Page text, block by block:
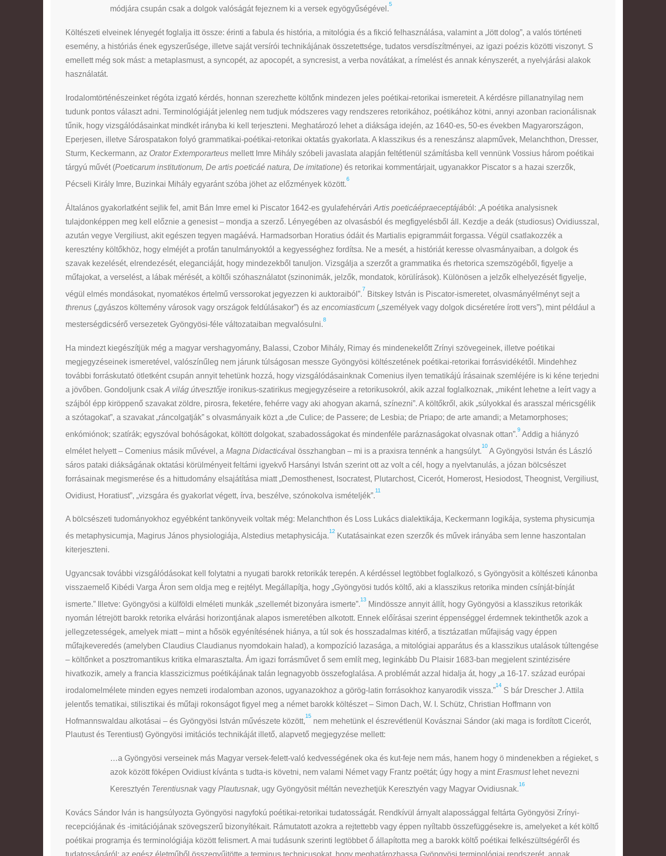
módjára csupán csak a dolgok valóságát fejeznem ki a versek egyögyűségével.
5
Költészeti elveinek lényegét foglalja itt össze: érinti a fabula és história, a mitológia és a fikció felhasználása, valamint a „lött dolog”, a valós történeti
esemény, a históriás ének egyszerűsége, illetve saját versírói technikájának összetettsége, tudatos versdíszítményei, az igazi poézis közötti viszonyt. S
emellett még sok mást: a metaplasmust, a syncopét, az apocopét, a syncresist, a verba novátákat, a rímelést és annak kényszerét, a nyelvjárási alakok
használatát.
Irodalomtörténészeinket régóta izgató kérdés, honnan szerezhette költőnk mindezen jeles poétikai-retorikai ismereteit. A kérdésre pillanatnyilag nem
tudunk pontos választ adni. Terminológiáját jelenleg nem tudjuk módszeres vagy rendszeres retorikához, poétikához kötni, annyi azonban racionálisnak
tűnik, hogy vizsgálódásainkat mindkét irányba ki kell terjeszteni. Meghatározó lehet a diáksága idején, az 1640-es, 50-es években Magyarországon,
Eperjesen, illetve Sárospatakon folyó grammatikai-poétikai-retorikai oktatás gyakorlata. A klasszikus és a reneszánsz alapművek, Melanchthon, Dresser,
Sturm, Keckermann, az Orator Extemporarteus mellett Imre Mihály szóbeli javaslata alapján feltétlenül számításba kell vennünk Vossius három poétikai
tárgyú művét (Poeticarum institutionum, De artis poeticáé natura, De imitatione) és retorikai kommentárjait, ugyanakkor Piscator s a hazai szerzők,
Pécseli Király Imre, Buzinkai Mihály egyaránt szóba jöhet az előzmények között.
6
Általános gyakorlatként sejlik fel, amit Bán Imre emel ki Piscator 1642-es gyulafehérvári Artis poeticáépraeceptájából: „A poétika analysisnek
tulajdonképpen meg kell előznie a genesist – mondja a szerző. Lényegében az olvasásból és megfigyelésből áll. Kezdje a deák (studiosus) Ovidiusszal,
azután vegye Vergiliust, akit egészen tegyen magáévá. Harmadsorban Horatius ódáit és Martialis epigrammáit forgassa. Végül csatlakozzék a
keresztény költőkhöz, hogy elméjét a profán tanulmányoktól a kegyességhez fordítsa. Ne a mesét, a históriát keresse olvasmányaiban, a dolgok és
szavak kezelését, elrendezését, eleganciáját, hogy mindezekből tanuljon. Vizsgálja a szerzőt a grammatika és rhetorica szemszögéből, figyelje a
műfajokat, a verselést, a lábak mérését, a költői szóhasználatot (szinonimák, jelzők, mondatok, körülírások). Különösen a jelzők elhelyezését figyelje,
végül elmés mondásokat, nyomatékos értelmű verssorokat jegyezzen ki auktoraiból”.
7
Bitskey István is Piscator-ismeretet, olvasmányélményt sejt a
threnus („gyászos költemény városok vagy országok feldúlásakor”) és az encomiasticum („személyek vagy dolgok dicséretére írott vers”), mint például a
mesterségdicsérő versezetek Gyöngyösi-féle változataiban megvalósulni.
8
Ha mindezt kiegészítjük még a magyar vershagyomány, Balassi, Czobor Mihály, Rimay és mindenekelőtt Zrínyi szövegeinek, illetve poétikai
megjegyzéseinek ismeretével, valószínűleg nem járunk túlságosan messze Gyöngyösi költészetének poétikai-retorikai forrásvidékétől. Mindehhez
további forráskutató ötletként csupán annyit tehetünk hozzá, hogy vizsgálódásainknak Comenius ilyen tematikájú írásainak szemléjére is ki kéne terjedni
a jövőben. Gondoljunk csak A világ útvesztője ironikus-szatirikus megjegyzéseire a retorikusokról, akik azzal foglalkoznak, „miként lehetne a leírt vagy a
szájból épp kiröppenő szavakat zöldre, pirosra, feketére, fehérre vagy aki ahogyan akarná, színezni”. A költőkről, akik „súlyokkal és arasszal méricsgélik
a szótagokat”, a szavakat „ráncolgatják” s olvasmányaik közt a „de Culice; de Passere; de Lesbia; de Priapo; de arte amandi; a Metamorphoses;
enkómiónok; szatírák; egyszóval bohóságokat, költött dolgokat, szabadosságokat és mindenféle paráznaságokat olvasnak ottan”.
9
Addig a hiányzó
elmélet helyett – Comenius másik művével, a Magna Didacticával összhangban – mi is a praxisra tennénk a hangsúlyt.
10
A Gyöngyösi István és László
sáros pataki diákságának oktatási körülményeit feltárni igyekvő Harsányi István szerint ott az volt a cél, hogy a nyelvtanulás, a józan bölcsészet
forrásainak megismerése és a hittudomány elsajátítása miatt „Demosthenest, Isocratest, Plutarchost, Cicerót, Homerost, Hesiodost, Theognist, Vergiliust,
Ovidiust, Horatiust”, „vizsgára és gyakorlat végett, írva, beszélve, szónokolva ismételjék”.
11
A bölcsészeti tudományokhoz egyébként tankönyveik voltak még: Melanchthon és Loss Lukács dialektikája, Keckermann logikája, systema physicumja
és metaphysicumja, Magirus János physiologiája, Alstedius metaphysicája.
12
Kutatásainkat ezen szerzők és művek irányába sem lenne haszontalan
kiterjeszteni.
Ugyancsak további vizsgálódásokat kell folytatni a nyugati barokk retorikák terepén. A kérdéssel legtöbbet foglalkozó, s Gyöngyösit a költészeti kánonba
visszaemelő Kibédi Varga Áron sem oldja meg e rejtélyt. Megállapítja, hogy „Gyöngyösi tudós költő, aki a klasszikus retorika minden csínját-bínját
ismerte.” Illetve: Gyöngyösi a külföldi elméleti munkák „szellemét bizonyára ismerte”.
13
Mindössze annyit állít, hogy Gyöngyösi a klasszikus retorikák
nyomán létrejött barokk retorika elvárási horizontjának alapos ismeretében alkotott. Ennek előírásai szerint éppenséggel érdemnek tekinthetők azok a
jellegzetességek, amelyek miatt – mint a hősök egyénítésének hiánya, a túl sok és hosszadalmas kitérő, a tisztázatlan műfajiság vagy éppen
műfajkeveredés (amelyben Claudius Claudianus nyomdokain halad), a kompozíció lazasága, a mitológiai apparátus és a klasszikus utalások túltengése
– költőnket a posztromantikus kritika elmarasztalta. Ám igazi forrásművet ő sem említ meg, leginkább Du Plaisir 1683-ban megjelent szintézisére
hivatkozik, amely a francia klasszicizmus poétikájának talán legnagyobb összefoglalása. A problémát azzal hidalja át, hogy „a 16-17. század európai
irodalomelmélete minden egyes nemzeti irodalomban azonos, ugyanazokhoz a görög-latin forrásokhoz kanyarodik vissza.”
14
S bár Drescher J. Attila
jelentős tematikai, stilisztikai és műfaji rokonságot figyel meg a német barokk költészet – Simon Dach, W. I. Schütz, Christian Hoffmann von
Hofmannswaldau alkotásai – és Gyöngyösi István művészete között,
15
nem mehetünk el észrevétlenül Kovásznai Sándor (aki maga is fordított Cicerót,
Plautust és Terentiust) Gyöngyösi imitációs technikáját illető, alapvető megjegyzése mellett:
…a Gyöngyösi verseinek más Magyar versek-felett-való kedvességének oka és kut-feje nem más, hanem hogy ö mindenekben a régieket, s
azok között föképen Ovidiust kívánta s tudta-is követni, nem valami Német vagy Frantz poëtát; úgy hogy a mintErasmustlehet nevezni
Keresztyén Terentiusnakvagy Plautusnak, ugy Gyöngyösit méltán nevezhetjük Keresztyén vagy Magyar Ovidiusnak.
16
Kovács Sándor Iván is hangsúlyozta Gyöngyösi nagyfokú poétikai-retorikai tudatosságát. Rendkívül árnyalt alapossággal feltárta Gyöngyösi Zrínyi-
recepciójának és -imitációjának szövegszerű bizonyítékait. Rámutatott azokra a rejtettebb vagy éppen nyíltabb összefüggésekre is, amelyeket a két költő
poétikai programja és terminológiája között felismert. A mai tudásunk szerinti legtöbbet ő állapította meg a barokk költő poétikai felkészültségéről és